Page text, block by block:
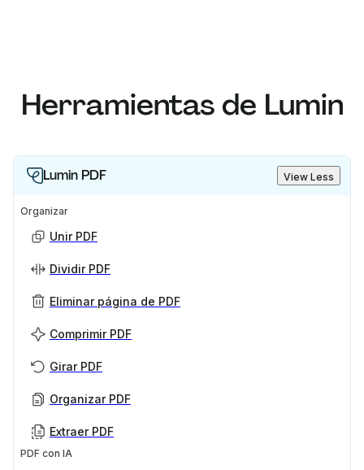
Herramientas de Lumin
Lumin PDF View Less
Organizar
Unir PDF
Dividir PDF
Eliminar página de PDF
Comprimir PDF
Girar PDF
Organizar PDF
Extraer PDF
PDF con IA